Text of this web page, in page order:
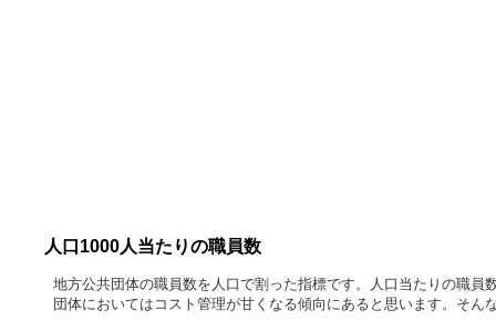
人口1000人当たりの職員数
地方公共団体の職員数を人口で割った指標です。人口当たりの職
団体においてはコスト管理が甘くなる傾向にあると思います。そ